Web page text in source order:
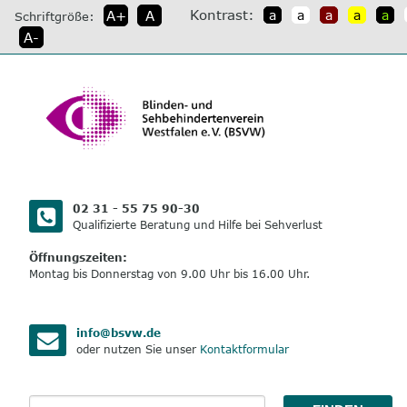
direkt
zum
Inhalt
Schriftgröße: A+
A
A-
Kontrast: a a a a a
02 31 - 55 75 90-30
Qualifizierte Beratung und Hilfe bei Sehverlust
Öffnungszeiten:
Montag bis Donnerstag von 9.00 Uhr bis 16.00 Uhr.
info@bsvw.de
oder nutzen Sie unser Kontaktformular